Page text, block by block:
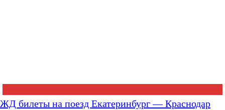
ЖД билеты на поезд Екатеринбург — Краснодар